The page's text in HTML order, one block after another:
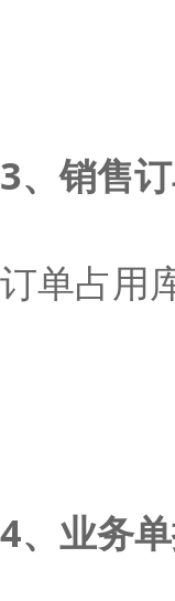
3、销售
订单占用
4、业务